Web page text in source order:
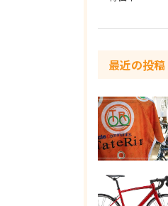
最近の投稿